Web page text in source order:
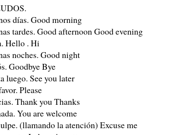
días. Good morning
tardes. Good afternoon Good evening
Hello . Hi
noches. Good night
Goodbye Bye
luego. See you later
Please
Thank you Thanks
You are welcome
(llamando la atención) Excuse me